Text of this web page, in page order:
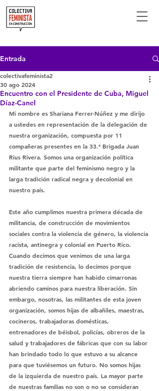
Entrada
Encuentro con el Presidente de Cuba, Miguel
Díaz-Canel
colectivafeminista2
30 ago 2024
Mi nombre es Shariana Ferrer-Núñez y me dirijo
a ustedes en representación de la delegación de
nuestra organización, compuesta por 11
compañeras presentes en la 33.ª Brigada Juan
Rius Rivera. Somos una organización política
militante que parte del feminismo negro y la
larga tradición radical negra y decolonial en
nuestro país.
Este año cumplimos nuestra primera década de
militancia, de construcción de movimientos
sociales contra la violencia de género, la violencia
racista, antinegra y colonial en Puerto Rico.
Cuando decimos que venimos de una larga
tradición de resistencia, lo decimos porque
nuestra tierra siempre han habido cimarronas
abriendo caminos para nuestra liberación. Sin
embargo, nosotras, las militantes de esta joven
organización, somos hijas de albañiles, maestras,
cocineros, trabajadoras domésticas,
entrenadores de béisbol, policías, obreros de la
salud y trabajadores de fábricas que con su labor
han brindado todo lo que estuvo a su alcance
para que tuviésemos un futuro. No somos hijas
de la izquierda de nuestro país. La mayor parte
de nuestras familias no son o no se consideran